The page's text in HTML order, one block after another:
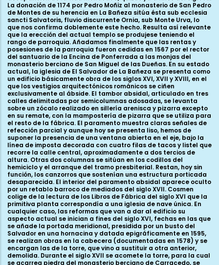
La donación de 1174 por Pedro Moñiz al monasterio de San Pedro
de Montes de su herencia en La Bañeza sitúa ésta sub ecclesia
sancti Salvatoris, fluvio discurrente Ornia, sub Monte Urva, lo
que nos confirma doblemente este hecho. Resulta así relevante
que la erección del actual templo se produjese teniendo el
rango de parroquia. Añadamos finalmente que las rentas y
posesiones de la parroquia fueron cedidas en 1567 por el rector
del santuario de la Encina de Ponferrada a las monjas del
monasterio berciano de San Miguel de las Dueñas. En su estado
actual, la iglesia de El Salvador de La Bañeza se presenta como
un edificio básicamente obra de los siglos XVI, XVII y XVIII, en el
que los vestigios arquitectónicos románicos se ciñen
exclusivamente al ábside. El tambor absidal, articulado en tres
calles delimitadas por semicolumnas adosadas, se levanta
sobre un zócalo realizado en sillería arenisca y pizarra excepto
en su remate, con la mampostería de pizarra que se utiliza para
el resto de la fábrica. El paramento muestra claras señales de
refección parcial y aunque hoy se presenta liso, hemos de
suponer la presencia de una ventana abierta en el eje, bajo la
línea de imposta decorada con cuatro filas de tacos y listel que
recorre la calle central, aproximadamente a dos tercios de
altura. Otras dos columnas se sitúan en los codillos del
hemiciclo y el arranque del tramo presbiterial. Restan, hoy sin
función, los canzorros que sostenían una estructura porticada
desaparecida. El interior del paramento absidal aparece oculto
por un retablo barroco de mediados del siglo XVII. Cosmen
colige de la lectura de los Libros de Fábrica del siglo XVI que la
primitiva planta correspondía a una iglesia de nave única. En
cualquier caso, las reformas que van a dar al edificio su
aspecto actual se inician a fines del siglo XVI, fechas en las que
se añade la portada meridional, presidida por un busto del
Salvador en una hornacina y datada epigráficamente en 1595,
se realizan obras en la cabecera (documentadas en 1578) y se
encargan las de la torre, que vino a sustituir a otra anterior,
demolida. Durante el siglo XVII se acomete la torre, para la cual
se acarrea piedra del monasterio berciano de Carracedo, se